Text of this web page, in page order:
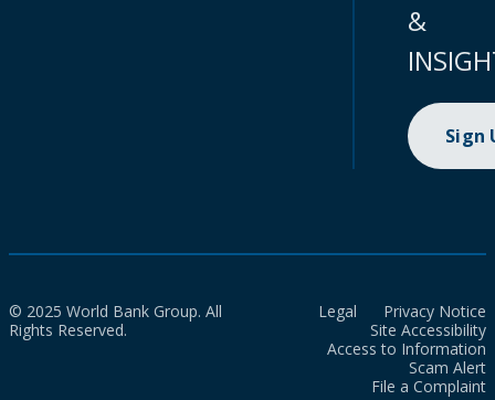
&
Sign
© 2025 World Bank Group. All
Rights Reserved.
Legal
Privacy Notice
Site Accessibility
Access to Information
Scam Alert
File a Complaint